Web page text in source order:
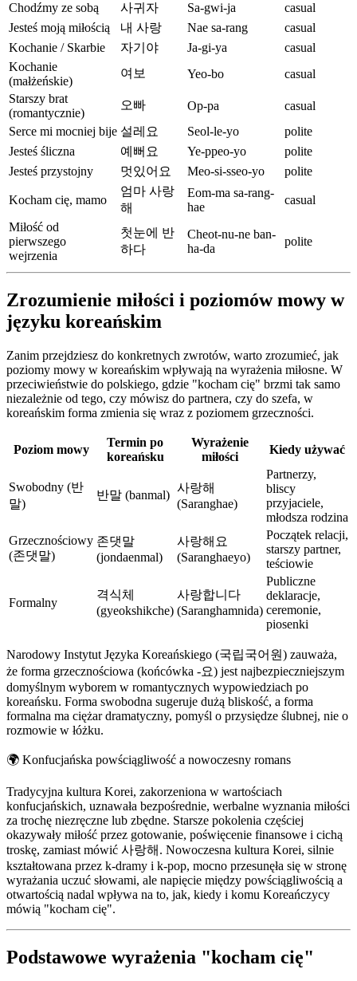
Chodźmy ze sobą
사귀자 Sa-gwi-ja
casual
Jesteś moją miłością
내 사랑 Nae sa-rang
casual
Kochanie / Skarbie
자기야 Ja-gi-ya
casual
Kochanie
(małżeńskie)
여보 Yeo-bo
casual
Starszy brat
(romantycznie)
오빠 Op-pa
casual
Serce mi mocniej bije 설레요 Seol-le-yo
polite
Jesteś śliczna
예뻐요 Ye-ppeo-yo
polite
Jesteś przystojny
멋있어요 Meo-si-sseo-yo polite
Kocham cię, mamo
엄마 사랑
해
Eom-ma sa-rang-
hae
casual
Miłość od
pierwszego
wejrzenia
첫눈에 반
하다
Cheot-nu-ne ban-
ha-da
polite
Zrozumienie miłości i poziomów mowy w
języku koreańskim
Zanim przejdziesz do konkretnych zwrotów, warto zrozumieć, jak
poziomy mowy w koreańskim wpływają na wyrażenia miłosne. W
przeciwieństwie do polskiego, gdzie "kocham cię" brzmi tak samo
niezależnie od tego, czy mówisz do partnera, czy do szefa, w
koreańskim forma zmienia się wraz z poziomem grzeczności.
Poziom mowy
Termin po
koreańsku
Wyrażenie
miłości
Kiedy używać
Swobodny (반
말)
반말 (banmal)
사랑해
(Saranghae)
Partnerzy,
bliscy
przyjaciele,
młodsza rodzina
Grzecznościowy
(존댓말)
존댓말
(jondaenmal)
사랑해요
(Saranghaeyo)
Początek relacji,
starszy partner,
teściowie
Formalny
격식체
(gyeokshikche)
사랑합니다
(Saranghamnida)
Publiczne
deklaracje,
ceremonie,
piosenki
Narodowy Instytut Języka Koreańskiego (국립국어원) zauważa,
że forma grzecznościowa (końcówka -요) jest najbezpieczniejszym
domyślnym wyborem w romantycznych wypowiedziach po
koreańsku. Forma swobodna sugeruje dużą bliskość, a forma
formalna ma ciężar dramatyczny, pomyśl o przysiędze ślubnej, nie o
rozmowie w łóżku.
🌍 Konfucjańska powściągliwość a nowoczesny romans
Tradycyjna kultura Korei, zakorzeniona w wartościach
konfucjańskich, uznawała bezpośrednie, werbalne wyznania miłości
za trochę niezręczne lub zbędne. Starsze pokolenia częściej
okazywały miłość przez gotowanie, poświęcenie finansowe i cichą
troskę, zamiast mówić 사랑해. Nowoczesna kultura Korei, silnie
kształtowana przez k-dramy i k-pop, mocno przesunęła się w stronę
wyrażania uczuć słowami, ale napięcie między powściągliwością a
otwartością nadal wpływa na to, jak, kiedy i komu Koreańczycy
mówią "kocham cię".
Podstawowe wyrażenia "kocham cię"